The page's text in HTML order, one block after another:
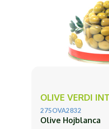
OLIVE VERDI
275OVA2832
Olive Hojblanca